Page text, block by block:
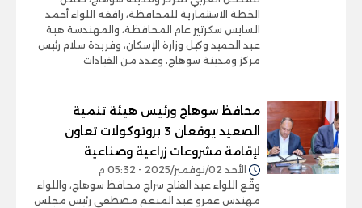
الخطة الاستثمارية للمحافظة، رافقه اللواء أحمد
السايس سكرتير عام المحافظة، والمهندسة هبة
عبد الحميد وكيل وزارة الإسكان، وفريدة سلام رئيس
مركز ومدينة سوهاج، وعدد من القيادات
محافظ سوهاج ورئيس هيئة تنمية
الصعيد يوقعان 3 بروتوكولات تعاون
لإقامة مشروعات زراعية وصناعية
الأحد 02/نوفمبر/2025 - 05:32 م
وقّع اللواء عبد الفتاح سراج محافظ سوهاج، واللواء
مهندس عمرو عبد المنعم مصطفى رئيس مجلس